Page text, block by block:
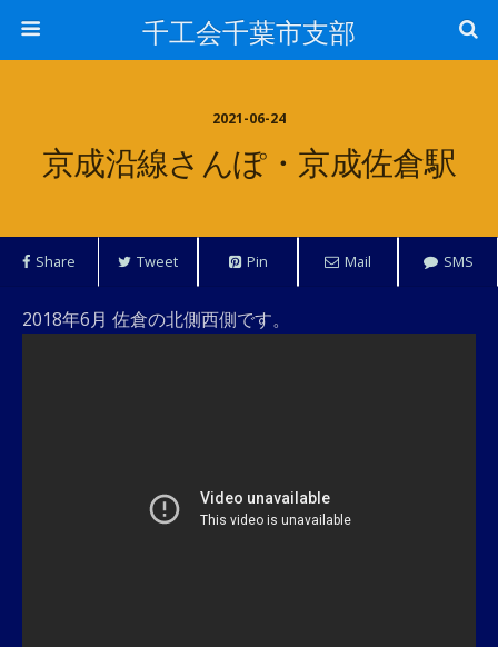
千工会千葉市支部
2021-06-24
京成沿線さんぽ・京成佐倉駅
Share Tweet Pin Mail SMS
2018年6月 佐倉の北側西側です。